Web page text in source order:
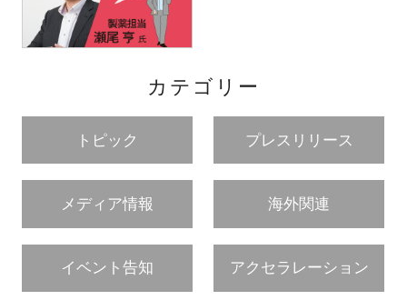
カテゴリー
トピック プレスリリース
メディア情報 海外関連
イベント告知 アクセラレーション